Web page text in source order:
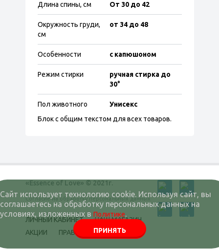
Длина спины, см От 30 до 42
Окружность груди,
см
от 34 до 48
Особенности с капюшоном
Режим стирки
ручная стирка до
30°
Пол животного
Унисекс
Блок с общим текстом для всех товаров.
«Essence of Love» © 2021г.
Согласие на обработку персональных данных
ЛИЧНЫЙ КАБИНЕТ
НАШ МАГАЗИН
АКЦИИ
ПРАВОВАЯ ИНФОРМАЦИЯ
Сайт использует технологию cookie. Используя сайт, вы
соглашаетесь на обработку персональных данных на
условиях, изложенных в Политике.
ПРИНЯТЬ